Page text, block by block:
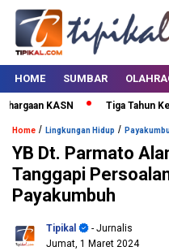
HOME SUMBAR
KASN Tiga Tahun
Home / Lingkungan Hidup /
YB Dt. Parmato
Tanggapi
Payakumbuh
Tipikal
- Jurnalis
Jumat, 1 Maret 2024